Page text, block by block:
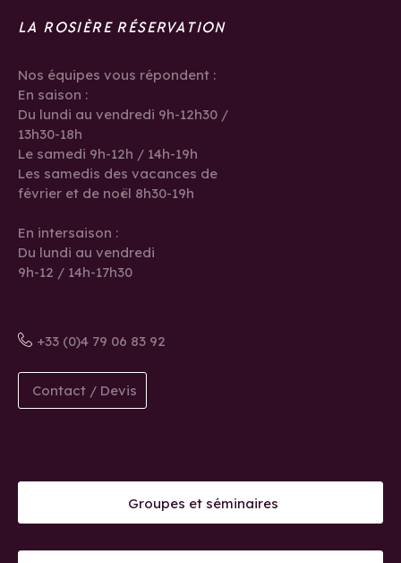
LA ROSIÈRE RÉSERVATION
Nos équipes vous répondent :
En saison :
Du lundi au vendredi 9h-12h30 /
13h30-18h
Le samedi 9h-12h / 14h-19h
Les samedis des vacances de
février et de noël 8h30-19h
En intersaison :
Du lundi au vendredi
9h-12 / 14h-17h30
+33 (0)4 79 06 83 92
Contact / Devis
Groupes et séminaires